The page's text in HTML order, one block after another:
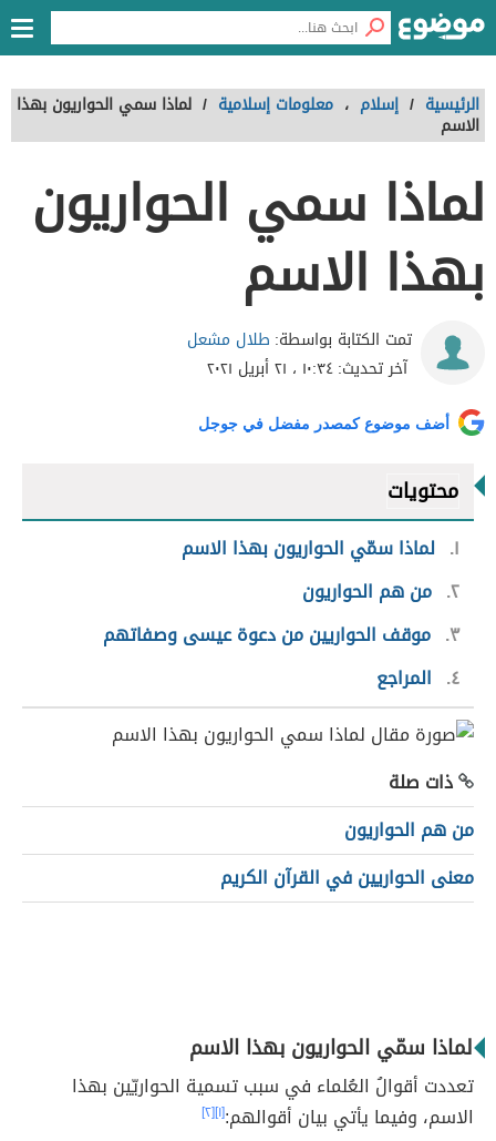
الرئيسية / إسلام ، معلومات إسلامية / لماذا سمي الحواريون بهذا
الاسم
لماذا سمي الحواريون
بهذا الاسم
تمت الكتابة بواسطة: طلال مشعل
آخر تحديث:١٠:٣٤ ، ٢١ أبريل ٢٠٢١
أضف موضوع كمصدر مفضل في جوجل
محتويات
١ لماذا سمّي الحواريون بهذا الاسم
٢ من هم الحواريون
٣ موقف الحواريين من دعوة عيسى وصفاتهم
٤
المراجع
ذات صلة
من هم الحواريون
معنى الحواريين في القرآن الكريم
لماذا سمّي الحواريون بهذا الاسم
تعددت أقوالُ العُلماء في سبب تسمية الحواريّين بهذا
الاسم، وفيما يأتي بيان أقوالهم:[١] [٢]